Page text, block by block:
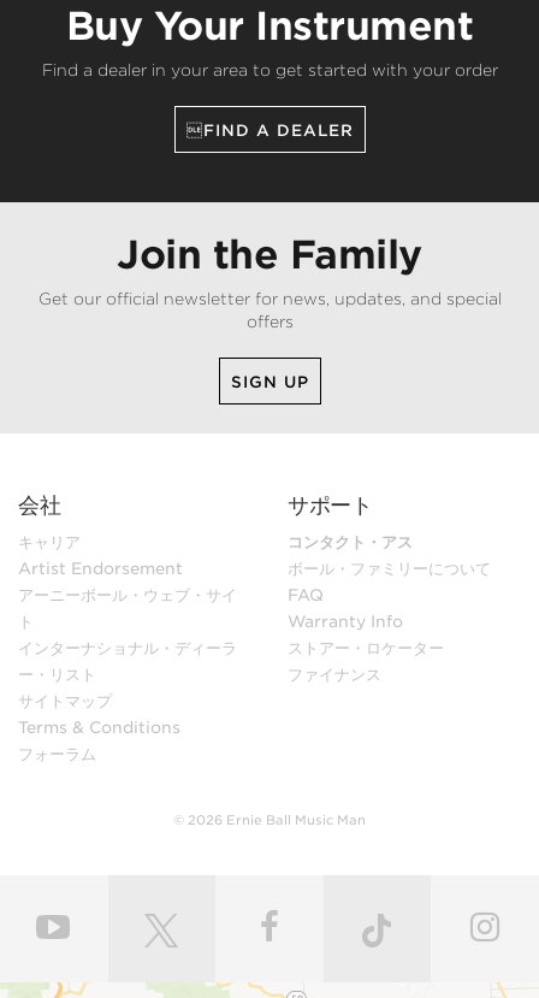
Buy Your Instrument
Find a dealer in your area to get started with your order
FIND A DEALER
Join the Family
Get our official newsletter for news, updates, and special
offers
SIGN UP
会社
キャリア
Artist Endorsement
アーニーボール・ウェブ・サイ
ト
インターナショナル・ディーラ
ー・リスト
サイトマップ
Terms & Conditions
フォーラム
サポート
コンタクト・アス
ボール・ファミリーについて
FAQ
Warranty Info
ストアー・ロケーター
ファイナンス
© 2026 Ernie Ball Music Man